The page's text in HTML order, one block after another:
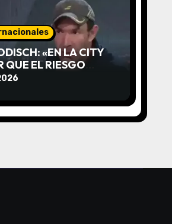
«EN LA CITY
QUE EL RIESGO
MIRIAM BREGMAN»